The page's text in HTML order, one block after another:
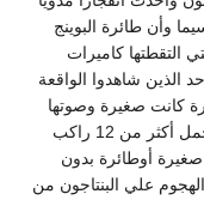
وأن طائرة البوينج
التقطتها كاميرات
الذين شاهدوا الواقعة
كانت صغيرة وصوتها
أشبه بصوت طائرة مقاتلة نفاثة لايمكن أن تحمل أكثر من 12 راكب
صغيرة أوطائرة بدون
علي البنتاجون من